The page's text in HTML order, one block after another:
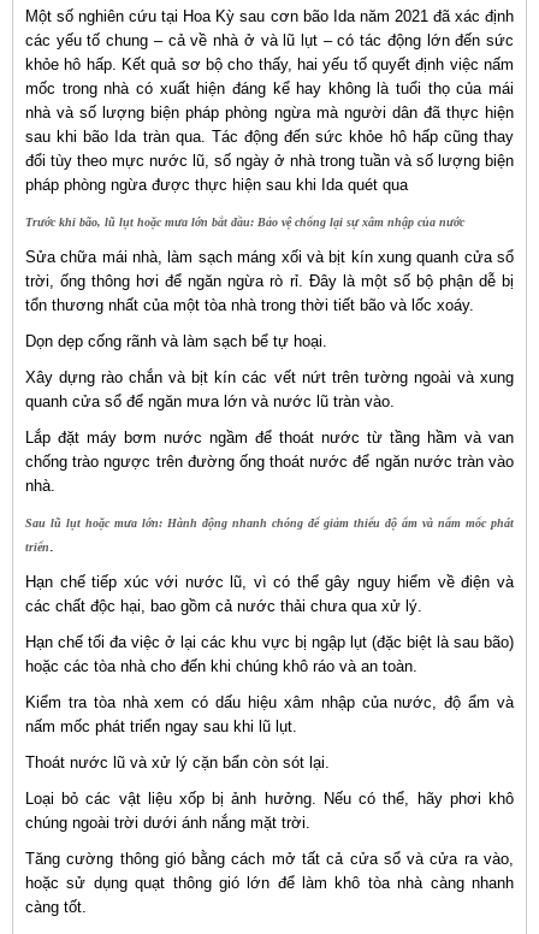
Một số nghiên cứu tại Hoa Kỳ sau cơn bão Ida năm 2021 đã xác định
các yếu tố chung – cả về nhà ở và lũ lụt – có tác động lớn đến sức
khỏe hô hấp. Kết quả sơ bộ cho thấy, hai yếu tố quyết định việc nấm
mốc trong nhà có xuất hiện đáng kể hay không là tuổi thọ của mái
nhà và số lượng biện pháp phòng ngừa mà người dân đã thực hiện
sau khi bão Ida tràn qua. Tác động đến sức khỏe hô hấp cũng thay
đổi tùy theo mực nước lũ, số ngày ở nhà trong tuần và số lượng biện
pháp phòng ngừa được thực hiện sau khi Ida quét qua
Trước khi bão, lũ lụt hoặc mưa lớn bắt đầu: Bảo vệ chống lại sự xâm nhập của nước
Sửa chữa mái nhà, làm sạch máng xối và bịt kín xung quanh cửa sổ
trời, ống thông hơi để ngăn ngừa rò rỉ. Đây là một số bộ phận dễ bị
tổn thương nhất của một tòa nhà trong thời tiết bão và lốc xoáy.
Dọn dẹp cống rãnh và làm sạch bể tự hoại.
Xây dựng rào chắn và bịt kín các vết nứt trên tường ngoài và xung
quanh cửa sổ để ngăn mưa lớn và nước lũ tràn vào.
Lắp đặt máy bơm nước ngầm để thoát nước từ tầng hầm và van
chống trào ngược trên đường ống thoát nước để ngăn nước tràn vào
nhà.
Sau lũ lụt hoặc mưa lớn: Hành động nhanh chóng để giảm thiểu độ ẩm và nấm mốc phát
triển.
Hạn chế tiếp xúc với nước lũ, vì có thể gây nguy hiểm về điện và
các chất độc hại, bao gồm cả nước thải chưa qua xử lý.
Hạn chế tối đa việc ở lại các khu vực bị ngập lụt (đặc biệt là sau bão)
hoặc các tòa nhà cho đến khi chúng khô ráo và an toàn.
Kiểm tra tòa nhà xem có dấu hiệu xâm nhập của nước, độ ẩm và
nấm mốc phát triển ngay sau khi lũ lụt.
Thoát nước lũ và xử lý cặn bẩn còn sót lại.
Loại bỏ các vật liệu xốp bị ảnh hưởng. Nếu có thể, hãy phơi khô
chúng ngoài trời dưới ánh nắng mặt trời.
Tăng cường thông gió bằng cách mở tất cả cửa sổ và cửa ra vào,
hoặc sử dụng quạt thông gió lớn để làm khô tòa nhà càng nhanh
càng tốt.